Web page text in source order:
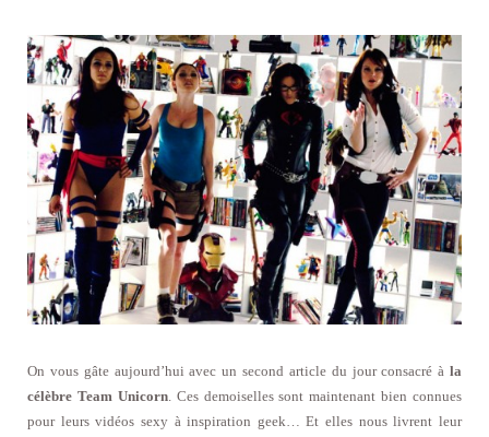
On vous gâte aujourd’hui avec un second article du jour consacré à la
célèbre Team Unicorn. Ces demoiselles sont maintenant bien connues
pour leurs vidéos sexy à inspiration geek… Et elles nous livrent leur